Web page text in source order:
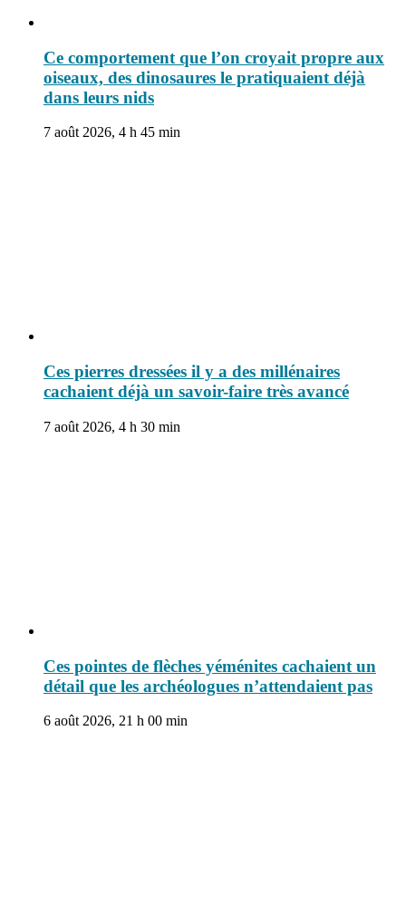
Ce comportement que l’on croyait propre aux
oiseaux, des dinosaures le pratiquaient déjà
dans leurs nids
7 août 2026, 4 h 45 min
Ces pierres dressées il y a des millénaires
cachaient déjà un savoir-faire très avancé
7 août 2026, 4 h 30 min
Ces pointes de flèches yéménites cachaient un
détail que les archéologues n’attendaient pas
6 août 2026, 21 h 00 min